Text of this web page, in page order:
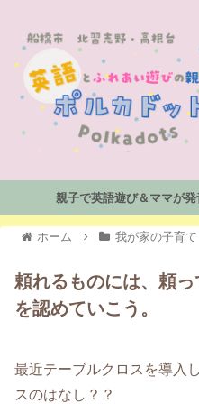
親子で英語遊び＆ママが
ホーム 我が家の子育て
頼れるものには、頼
を認めていこう。
最近テーブルクロスを導入
スのはなし？？